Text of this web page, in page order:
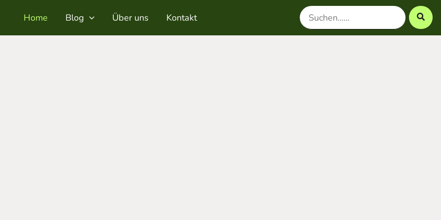
Home Blog Über uns Kontakt
Search
for: